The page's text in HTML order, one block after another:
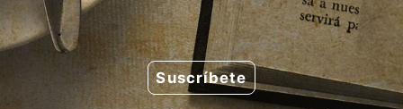
Saltar
al
contenido
Suscríbete